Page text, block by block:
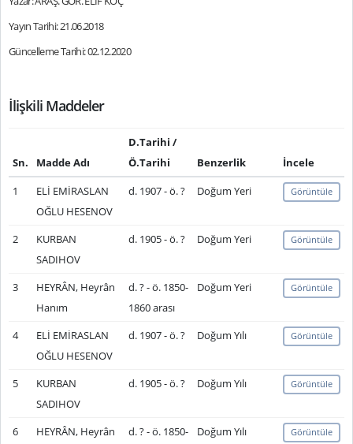
Yayın Tarihi: 21.06.2018
Güncelleme Tarihi: 02.12.2020
İlişkili Maddeler
Sn. Madde Adı
D.Tarihi /
Ö.Tarihi
Benzerlik
İncele
1
ELİ EMİRASLAN
OĞLU HESENOV
d. 1907 - ö. ? Doğum Yeri Görüntüle
2
KURBAN
SADIHOV
d. 1905 - ö. ? Doğum Yeri Görüntüle
3
HEYRÂN, Heyrân
Hanım
d. ? - ö. 1850-
1860 arası
Doğum Yeri Görüntüle
4
ELİ EMİRASLAN
OĞLU HESENOV
d. 1907 - ö. ? Doğum Yılı Görüntüle
5
KURBAN
SADIHOV
d. 1905 - ö. ? Doğum Yılı Görüntüle
6
HEYRÂN, Heyrân
d. ? - ö. 1850-
Doğum Yılı Görüntüle